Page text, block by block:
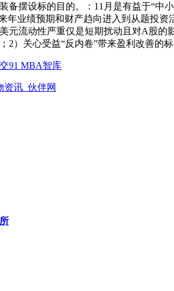
备摆设标的目的。：11月是有益于“中
年业绩预期和财产趋向进入到从题投
元流动性严重仅是短期扰动且对A股
2）关心受益“反内卷”带来盈利改善的
91 MBA智库
资讯_伙伴网